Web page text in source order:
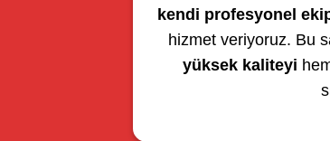
kendi profesyonel
hizmet veriyoruz. Bu
yüksek kaliteyi